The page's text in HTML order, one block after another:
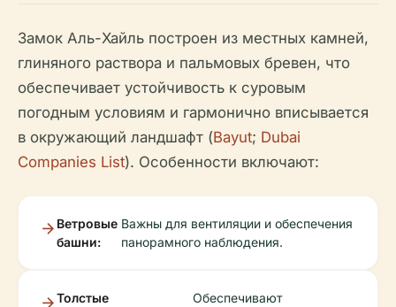
Замок Аль-Хайль построен из местных камней,
глиняного раствора и пальмовых бревен, что
обеспечивает устойчивость к суровым
погодным условиям и гармонично вписывается
в окружающий ландшафт (Bayut; Dubai
Companies List). Особенности включают:
Ветровые
башни:
Важны для вентиляции и обеспечения
панорамного наблюдения.
Толстые
Обеспечивают